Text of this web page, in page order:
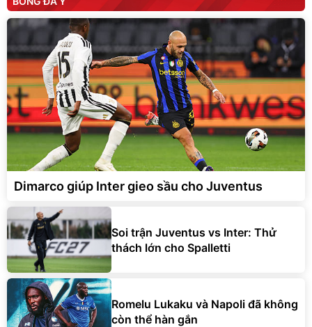
Dimarco giúp Inter gieo sầu cho Juventus
Soi trận Juventus vs Inter: Thử
thách lớn cho Spalletti
Romelu Lukaku và Napoli đã không
còn thể hàn gắn